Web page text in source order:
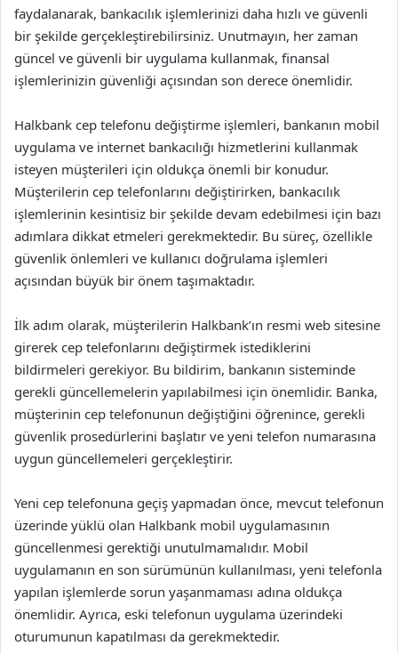
faydalanarak, bankacılık işlemlerinizi daha hızlı ve güvenli
bir şekilde gerçekleştirebilirsiniz. Unutmayın, her zaman
güncel ve güvenli bir uygulama kullanmak, finansal
işlemlerinizin güvenliği açısından son derece önemlidir.
Halkbank cep telefonu değiştirme işlemleri, bankanın mobil
uygulama ve internet bankacılığı hizmetlerini kullanmak
isteyen müşterileri için oldukça önemli bir konudur.
Müşterilerin cep telefonlarını değiştirirken, bankacılık
işlemlerinin kesintisiz bir şekilde devam edebilmesi için bazı
adımlara dikkat etmeleri gerekmektedir. Bu süreç, özellikle
güvenlik önlemleri ve kullanıcı doğrulama işlemleri
açısından büyük bir önem taşımaktadır.
İlk adım olarak, müşterilerin Halkbank’ın resmi web sitesine
girerek cep telefonlarını değiştirmek istediklerini
bildirmeleri gerekiyor. Bu bildirim, bankanın sisteminde
gerekli güncellemelerin yapılabilmesi için önemlidir. Banka,
müşterinin cep telefonunun değiştiğini öğrenince, gerekli
güvenlik prosedürlerini başlatır ve yeni telefon numarasına
uygun güncellemeleri gerçekleştirir.
Yeni cep telefonuna geçiş yapmadan önce, mevcut telefonun
üzerinde yüklü olan Halkbank mobil uygulamasının
güncellenmesi gerektiği unutulmamalıdır. Mobil
uygulamanın en son sürümünün kullanılması, yeni telefonla
yapılan işlemlerde sorun yaşanmaması adına oldukça
önemlidir. Ayrıca, eski telefonun uygulama üzerindeki
oturumunun kapatılması da gerekmektedir.